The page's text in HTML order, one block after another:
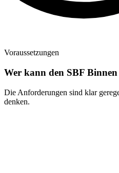
Voraussetzungen
Wer kann den SBF Binnen
Die Anforderungen sind klar
denken.